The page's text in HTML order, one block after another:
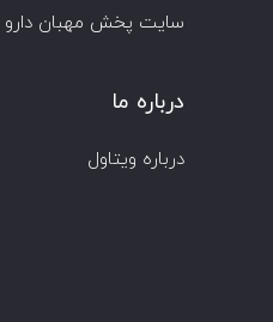
سایت پخش مهبان دارو
درباره ما
درباره ویتاول